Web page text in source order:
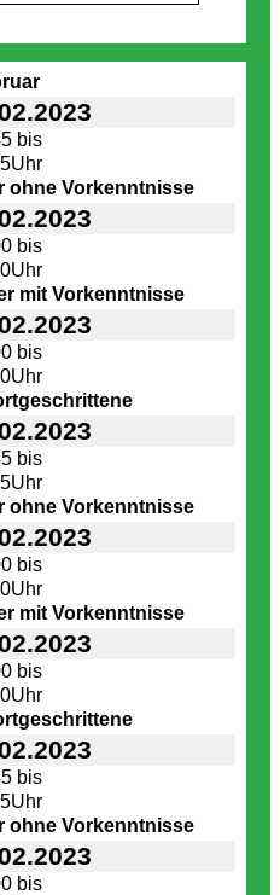
bis
ohne Vorkenntnisse
bis
mit Vorkenntnisse
bis
bis
ohne Vorkenntnisse
bis
mit Vorkenntnisse
bis
bis
ohne Vorkenntnisse
bis